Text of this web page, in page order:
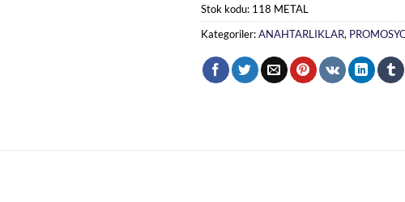
Stok kodu: 118 METAL
Kategoriler:ANAHTARLIKLAR,